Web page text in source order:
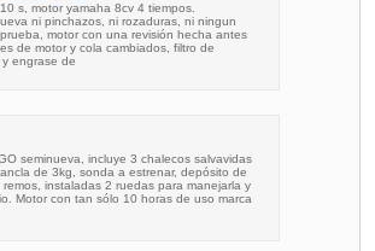
s, motor yamaha 8cv 4 tiempos.
ni pinchazos, ni rozaduras, ni ningun
motor con una revisión hecha antes
de motor y cola cambiados, filtro de
engrase de
seminueva, incluye 3 chalecos salvavidas
de 3kg, sonda a estrenar, depósito de
instaladas 2 ruedas para manejarla y
Motor con tan sólo 10 horas de uso marca